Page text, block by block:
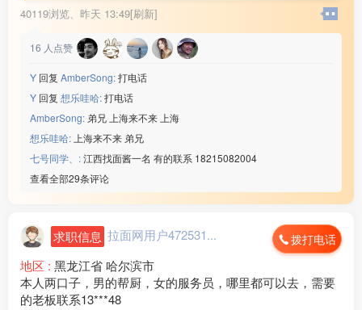
40119浏览、 昨天 13:49[刷新]
16 人点赞
Y 回复 AmberSong:打电话
Y 回复 想乐哇哈:打电话
AmberSong: 弟兄 上海来不来 上海
想乐哇哈: 上海来不来 弟兄
七号同学、:江西找面酱一名 有的联系 18215082004
查看全部29条评论
求职信息 拉面网用户472531... 拨打电话
地区 : 黑龙江省 哈尔滨市
本人两口子，男的帮厨，女的服务员，哪里都可以去，需要
的老板联系13***48